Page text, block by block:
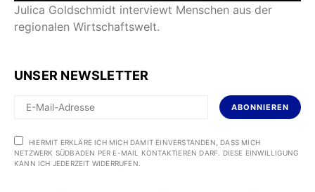
Julica Goldschmidt interviewt Menschen aus der
regionalen Wirtschaftswelt.
UNSER NEWSLETTER
ABONNIEREN
HIERMIT ERKLÄRE ICH MICH DAMIT EINVERSTANDEN, DASS MICH
NETZWERK SÜDBADEN PER E-MAIL KONTAKTIEREN DARF. DIESE EINWILLIGUNG
KANN ICH JEDERZEIT WIDERRUFEN.